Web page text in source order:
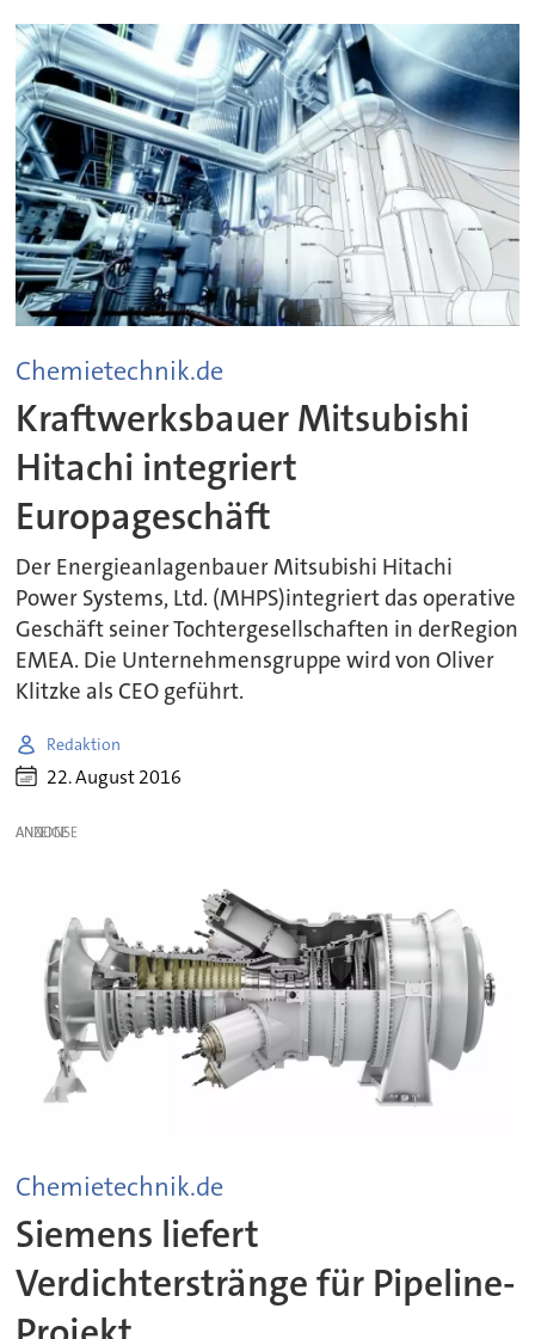
Chemietechnik.de
Kraftwerksbauer Mitsubishi
Hitachi integriert
Europageschäft
Der Energieanlagenbauer Mitsubishi Hitachi
Power Systems, Ltd. (MHPS)integriert das operative
Geschäft seiner Tochtergesellschaften in derRegion
EMEA. Die Unternehmensgruppe wird von Oliver
Klitzke als CEO geführt.
Redaktion
22. August 2016
ANZEIGE
Chemietechnik.de
Siemens liefert
Verdichterstränge für Pipeline-